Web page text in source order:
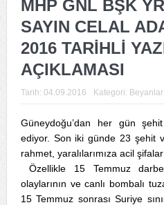
MHP GNL BŞK
SAYIN CELAL
2016 TARİHLİ
AÇIKLAMASI
Tarih: 04.09.2016 Kategori: Beyanlar
Güneydoğu’dan her gün
ediyor. Son iki günde 23 şehit
rahmet, yaralılarımıza acil
Özellikle 15 Temmuz
olaylarının ve canlı bombalı
15 Temmuz sonrası Suriye